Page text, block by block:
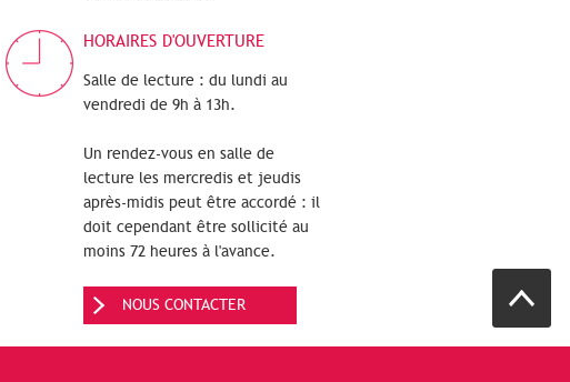
HORAIRES D'OUVERTURE
Salle de lecture : du lundi au
vendredi de 9h à 13h.
Un rendez-vous en salle de
lecture les mercredis et jeudis
après-midis peut être accordé : il
doit cependant être sollicité au
moins 72 heures à l'avance.
NOUS CONTACTER